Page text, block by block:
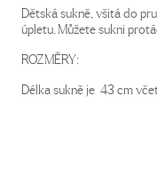
Dětská sukně, všitá do
úpletu. Můžete sukni
ROZMĚRY:
Délka sukně je 43 cm